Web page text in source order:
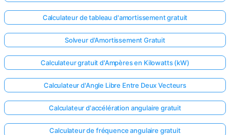
Connectez-
vous ici !
Calculateur de tableau d'amortissement gratuit
Solveur d'Amortissement Gratuit
Calculateur gratuit d'Ampères en Kilowatts (kW)
Calculateur d'Angle Libre Entre Deux Vecteurs
Calculateur d'accélération angulaire gratuit
Calculateur de fréquence angulaire gratuit